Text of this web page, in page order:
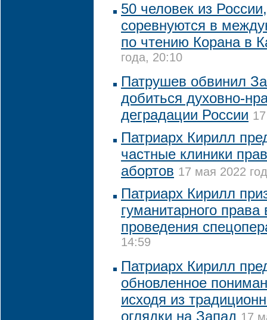
50 человек из
соревнуются в
по чтению Корана в
года, 20:10
Патрушев обвинил
добиться духовно-
деградации России
Патриарх Кирилл
частные клиники
абортов 17 мая 2022
Патриарх Кирилл
гуманитарного права
проведения
14:59
Патриарх Кирилл
обновленное
исходя из
оглядки на Запад 17